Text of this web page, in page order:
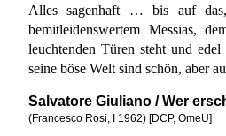
Alles sagenhaft … bis auf
bemitleidenswertem Messias,
leuchtenden Türen steht und
seine böse Welt sind schön, aber
Salvatore Giuliano / Wer
(Francesco Rosi, I 1962) [DCP, OmeU]